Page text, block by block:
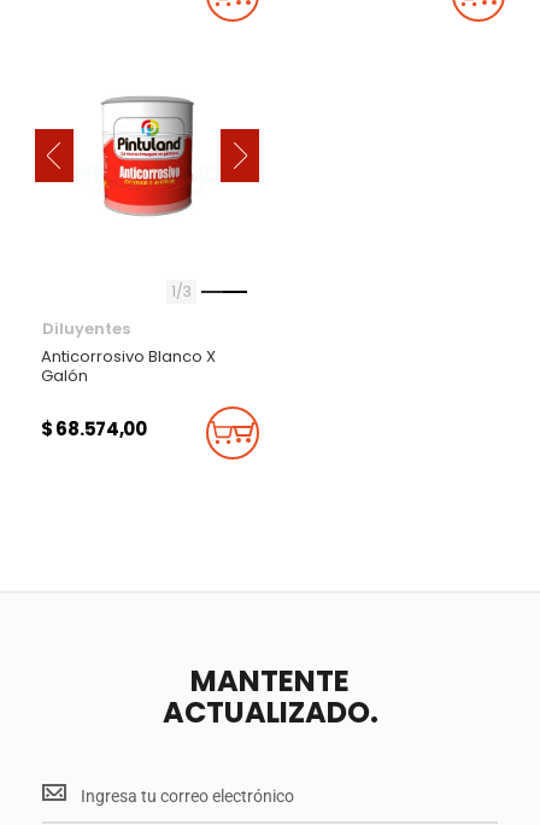
‹ ›
1 3
Diluyentes
Anticorrosivo Blanco X
Galón
$ 68.574,00 Añadir Al Carrito
MANTENTE
ACTUALIZADO.
Mantente
<br>